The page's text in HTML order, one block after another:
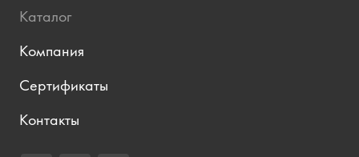
Каталог
Компания
Сертификаты
Контакты